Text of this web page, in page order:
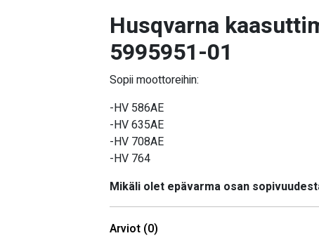
Husqvarna
5995951-01
Sopii moottoreihin:
-HV 586AE
-HV 635AE
-HV 708AE
-HV 764
Mikäli olet epävarma osan
Arviot (0)